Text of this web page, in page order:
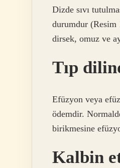
Dizde sıvı
durumdur
dirsek, omuz ve
Tıp
Efüzyon veya
ödemdir.
birikmesine
Kalbin